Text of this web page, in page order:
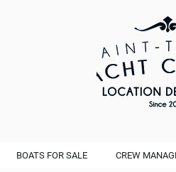
BOATS FOR SALE CREW